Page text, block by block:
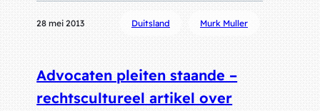
28 mei 2013 Duitsland Murk Muller
Advocaten pleiten staande –
rechtscultureel artikel over